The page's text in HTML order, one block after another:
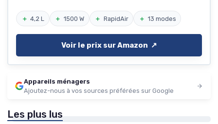
＋ 4,2 L ＋ 1500 W ＋ RapidAir ＋ 13 modes
Voir le prix sur Amazon ↗️
Appareils ménagers
Ajoutez-nous à vos sources préférées sur Google
Les plus lus